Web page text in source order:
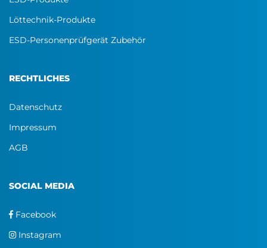
Löttechnik-Produkte
ESD-Personenprüfgerät Zubehör
RECHTLICHES
Datenschutz
Impressum
AGB
SOCIAL MEDIA
Facebook
Instagram